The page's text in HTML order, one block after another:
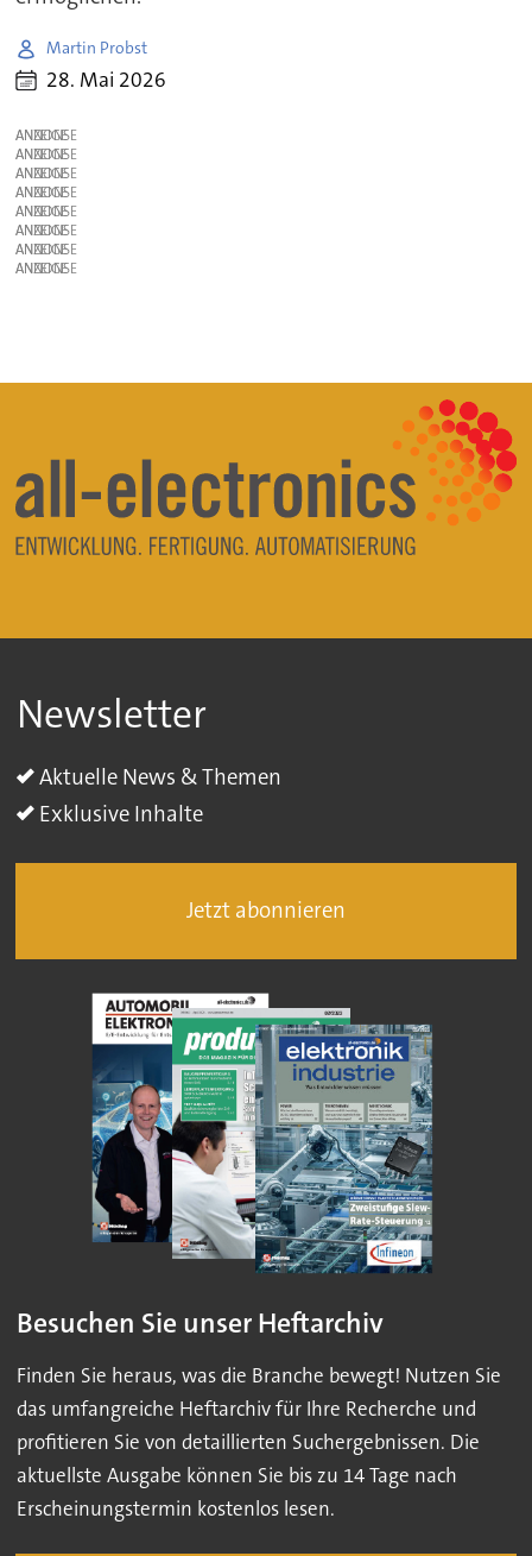
Martin Probst
28. Mai 2026
ANZEIGE
ANZEIGE
ANZEIGE
ANZEIGE
ANZEIGE
ANZEIGE
ANZEIGE
ANZEIGE
Newsletter
Aktuelle News & Themen
Exklusive Inhalte
Jetzt abonnieren
Besuchen Sie unser Heftarchiv
Finden Sie heraus, was die Branche bewegt! Nutzen Sie
das umfangreiche Heftarchiv für Ihre Recherche und
profitieren Sie von detaillierten Suchergebnissen. Die
aktuellste Ausgabe können Sie bis zu 14 Tage nach
Erscheinungstermin kostenlos lesen.